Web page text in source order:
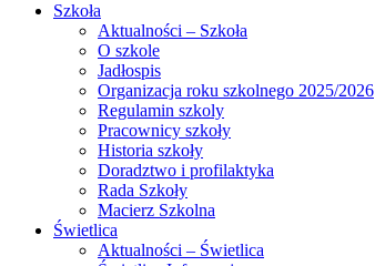
Szkoła
Aktualności – Szkoła
O szkole
Jadłospis
Organizacja roku szkolnego 2025/2026
Regulamin szkoly
Pracownicy szkoły
Historia szkoły
Doradztwo i profilaktyka
Rada Szkoły
Macierz Szkolna
Świetlica
Aktualności – Świetlica